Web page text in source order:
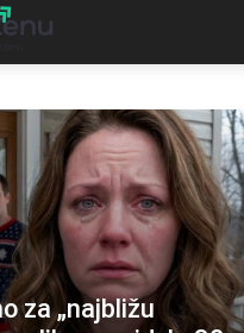
za „najbližu